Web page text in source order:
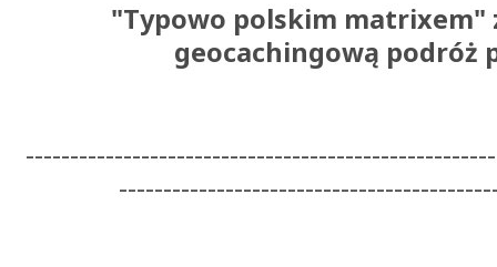
"Typowo polskim matrixem"
geocachingową podróż